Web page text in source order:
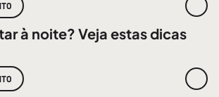
à noite? Veja estas dicas